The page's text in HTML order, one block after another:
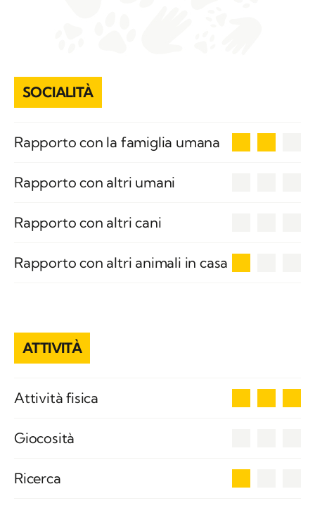
SOCIALITÀ
Rapporto con la famiglia umana
Rapporto con altri umani
Rapporto con altri cani
Rapporto con altri animali in casa
ATTIVITÀ
Attività fisica
Giocosità
Ricerca